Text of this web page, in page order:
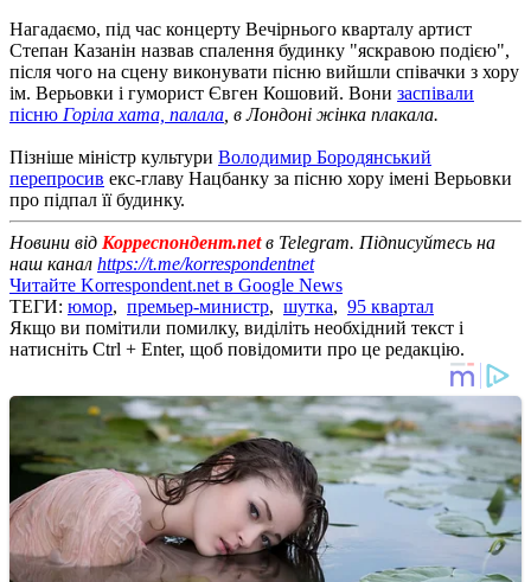
Нагадаємо, під час концерту Вечірнього кварталу артист
Степан Казанін назвав спалення будинку "яскравою подією",
після чого на сцену виконувати пісню вийшли співачки з хору
ім. Верьовки і гуморист Євген Кошовий. Вони заспівали
пісню Горіла хата, палала , в Лондоні жінка плакала.
Пізніше міністр культури Володимир Бородянський
перепросив екс-главу Нацбанку за пісню хору імені Верьовки
про підпал її будинку.
Новини від Корреспондент.netв Telegram. Підписуйтесь на
наш канал https://t.me/korrespondentnet
Читайте Korrespondent.net в Google News
ТЕГИ: юмор, премьер-министр, шутка, 95 квартал
Якщо ви помітили помилку, виділіть необхідний текст і
натисніть Ctrl + Enter, щоб повідомити про це редакцію.